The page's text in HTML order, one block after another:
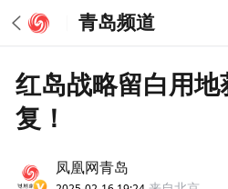
青岛频道
红岛战略留白用地
复！
凤凰网青岛